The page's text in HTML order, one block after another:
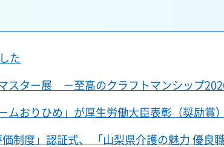
た
スター展 －至高のクラフトマンシップ
おりひめ」が厚生労働大臣表彰（奨励賞
制度」認証式、 「山梨県介護の魅力 優良